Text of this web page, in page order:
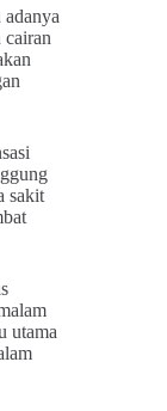
cairan
sakit
utama